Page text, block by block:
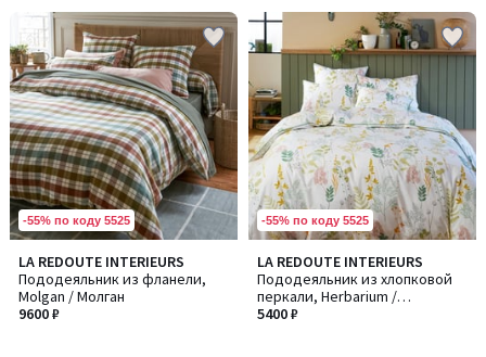
-55% по коду 5525
LA REDOUTE INTERIEURS
Пододеяльник из фланели,
Molgan / Молган
9600 ₽
4,6
/ 5
-55% по коду 5525
LA REDOUTE INTERIEURS
Пододеяльник из хлопковой
перкали, Herbarium /
Гербариум
5400 ₽
4,6
/ 5